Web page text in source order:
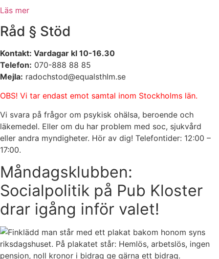
Läs mer
Råd § Stöd
Kontakt: Vardagar kl 10-16.30
Telefon: 070-888 88 85
Mejla: radochstod@equalsthlm.se
OBS! Vi tar endast emot samtal inom Stockholms län.
Vi svara på frågor om psykisk ohälsa, beroende och
läkemedel. Eller om du har problem med soc, sjukvård
eller andra myndigheter. Hör av dig! Telefontider: 12:00 –
17:00.
Måndagsklubben:
Socialpolitik på Pub Kloster
drar igång inför valet!